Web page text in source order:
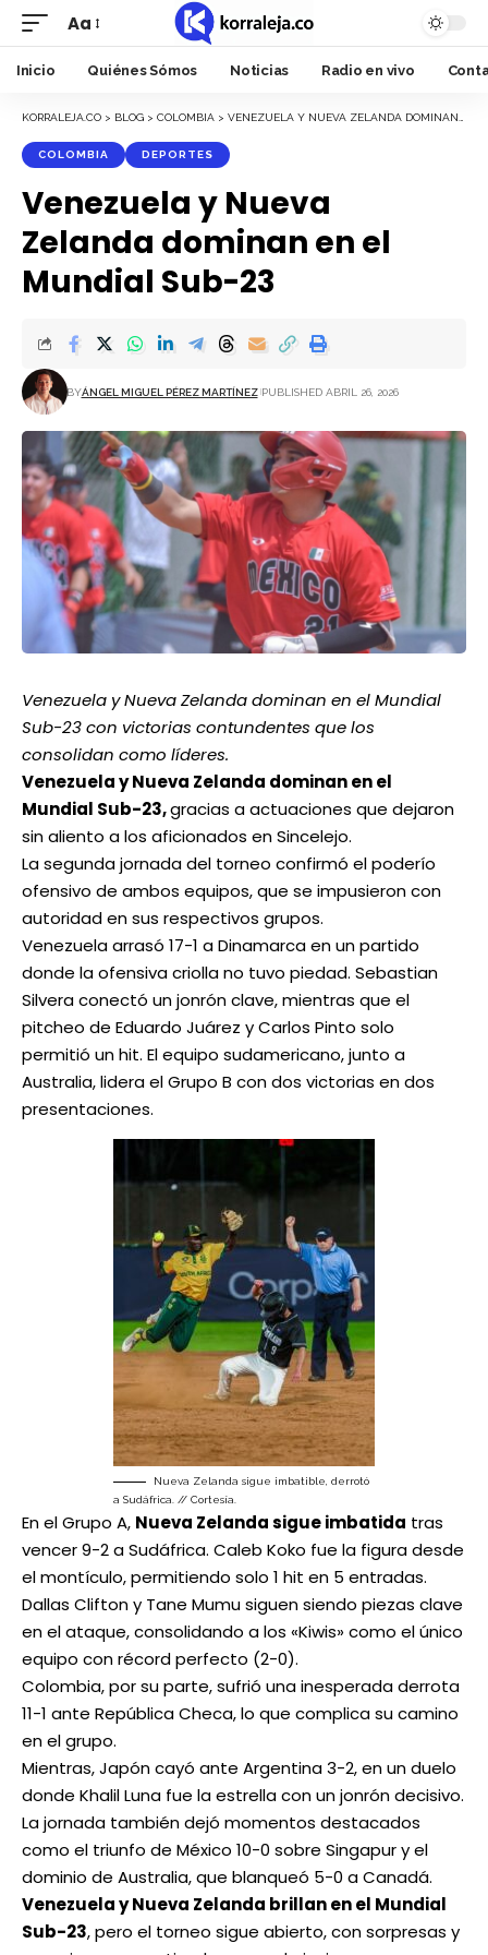
Font
Resizer
Aa
Inicio Quiénes Sómos Noticias Radio en vivo
KORRALEJA.CO > BLOG > COLOMBIA > VENEZUELA Y NUEVA ZELANDA DOMINAN EN EL MUNDIAL SUB-23
COLOMBIA DEPORTES
Venezuela y Nueva
Zelanda dominan en el
Mundial Sub-23
BYÁNGEL MIGUEL PÉREZ MARTÍNEZ PUBLISHED ABRIL 26, 2026
Venezuela y Nueva Zelanda dominan en el Mundial
Sub-23 con victorias contundentes que los
consolidan como líderes.
Venezuela y Nueva Zelanda dominan en el
Mundial Sub-23,gracias a actuaciones que dejaron
sin aliento a los aficionados en Sincelejo.
La segunda jornada del torneo confirmó el poderío
ofensivo de ambos equipos, que se impusieron con
autoridad en sus respectivos grupos.
Venezuela arrasó 17-1 a Dinamarca en un partido
donde la ofensiva criolla no tuvo piedad. Sebastian
Silvera conectó un jonrón clave, mientras que el
pitcheo de Eduardo Juárez y Carlos Pinto solo
permitió un hit. El equipo sudamericano, junto a
Australia, lidera el Grupo B con dos victorias en dos
presentaciones.
Nueva Zelanda sigue imbatible, derrotó
a Sudáfrica. // Cortesía.
En el Grupo A, Nueva Zelanda sigue imbatida tras
vencer 9-2 a Sudáfrica. Caleb Koko fue la figura desde
el montículo, permitiendo solo 1 hit en 5 entradas.
Dallas Clifton y Tane Mumu siguen siendo piezas clave
en el ataque, consolidando a los «Kiwis» como el único
equipo con récord perfecto (2-0).
Colombia, por su parte, sufrió una inesperada derrota
11-1 ante República Checa, lo que complica su camino
en el grupo.
Mientras, Japón cayó ante Argentina 3-2, en un duelo
donde Khalil Luna fue la estrella con un jonrón decisivo.
La jornada también dejó momentos destacados
como el triunfo de México 10-0 sobre Singapur y el
dominio de Australia, que blanqueó 5-0 a Canadá.
Venezuela y Nueva Zelanda brillan en el Mundial
Sub-23, pero el torneo sigue abierto, con sorpresas y